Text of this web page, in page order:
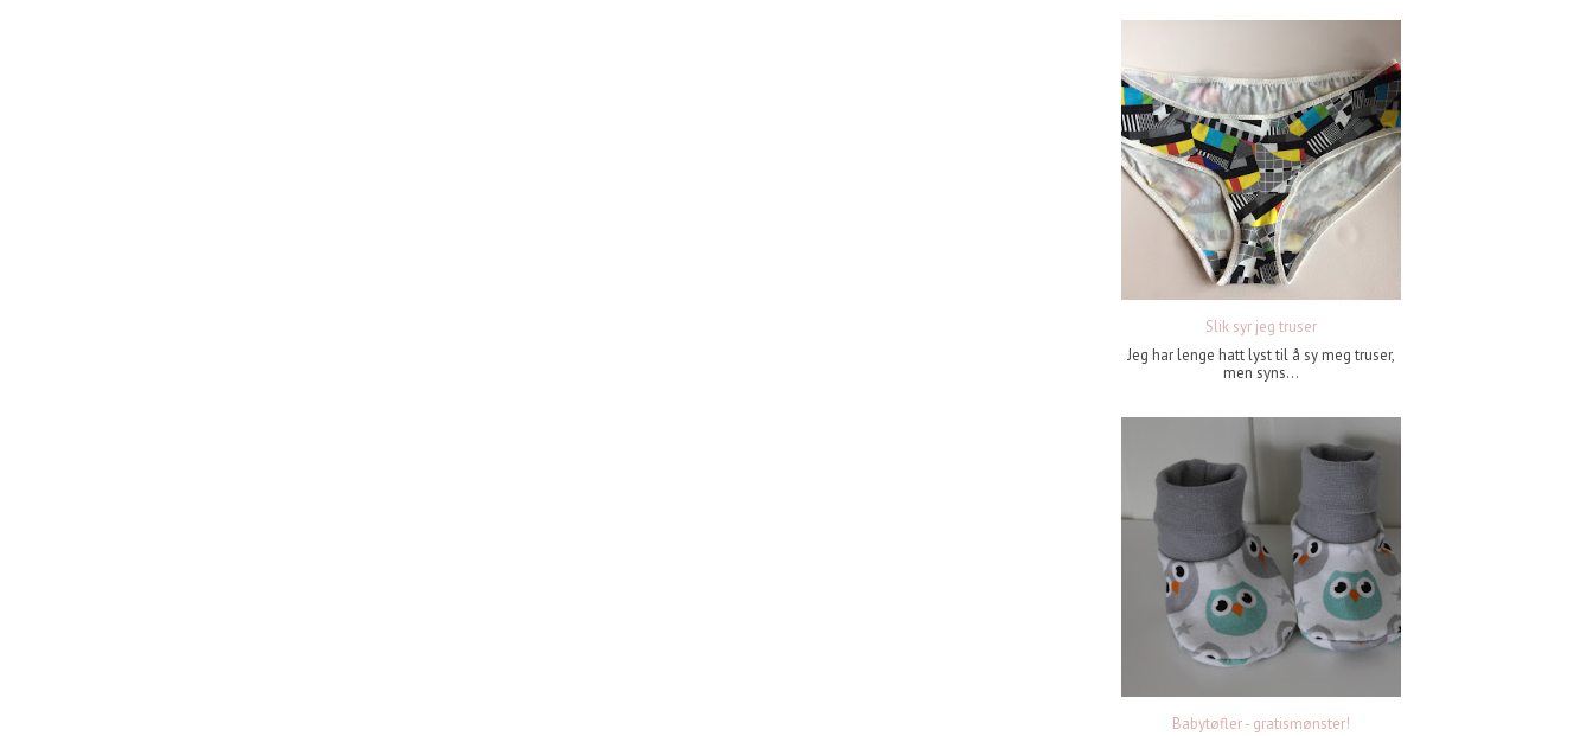
Slik syr jeg truser
Jeg har lenge hatt lyst til å sy meg truser,
men syns...
Babytøfler - gratismønster!